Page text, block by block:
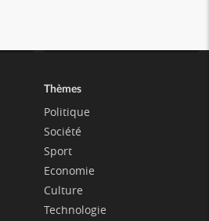
Thèmes
Politique
Société
Sport
Economie
Culture
Technologie